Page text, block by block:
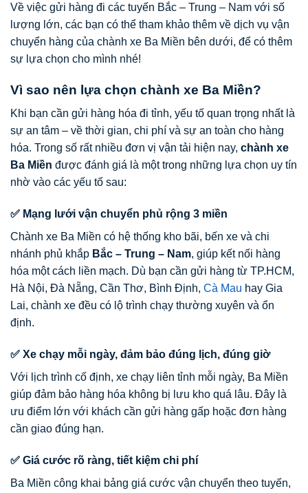
Về việc gửi hàng đi các tuyến Bắc – Trung – Nam với số
lượng lớn, các bạn có thể tham khảo thêm về dịch vụ vận
chuyển hàng của chành xe Ba Miền bên dưới, để có thêm
sự lựa chọn cho mình nhé!
Vì sao nên lựa chọn chành xe Ba Miền?
Khi bạn cần gửi hàng hóa đi tỉnh, yếu tố quan trọng nhất là
sự an tâm – về thời gian, chi phí và sự an toàn cho hàng
hóa. Trong số rất nhiều đơn vị vận tải hiện nay, chành xe
Ba Miền được đánh giá là một trong những lựa chọn uy tín
nhờ vào các yếu tố sau:
✅ Mạng lưới vận chuyển phủ rộng 3 miền
Chành xe Ba Miền có hệ thống kho bãi, bến xe và chi
nhánh phủ khắp Bắc – Trung – Nam, giúp kết nối hàng
hóa một cách liền mạch. Dù bạn cần gửi hàng từ TP.HCM,
Hà Nội, Đà Nẵng, Cần Thơ, Bình Định, Cà Mau hay Gia
Lai, chành xe đều có lộ trình chạy thường xuyên và ổn
định.
✅ Xe chạy mỗi ngày, đảm bảo đúng lịch, đúng giờ
Với lịch trình cố định, xe chạy liên tỉnh mỗi ngày, Ba Miền
giúp đảm bảo hàng hóa không bị lưu kho quá lâu. Đây là
ưu điểm lớn với khách cần gửi hàng gấp hoặc đơn hàng
cần giao đúng hạn.
✅ Giá cước rõ ràng, tiết kiệm chi phí
Ba Miền công khai bảng giá cước vận chuyển theo tuyến,